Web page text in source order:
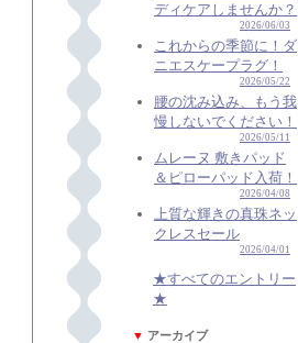
ディケアしませんか？
2026/06/03
これからの季節に！ダ
ニエスケープラグ！
2026/05/22
腰の沈み込み、もう我
慢しないでください！
2026/05/11
ムレーヌ 敷きパッド
＆ピローパッド入荷！
2026/04/08
上質な輝きの真珠ネッ
クレスセール
2026/04/01
★すべてのエントリー
★
▼ アーカイブ